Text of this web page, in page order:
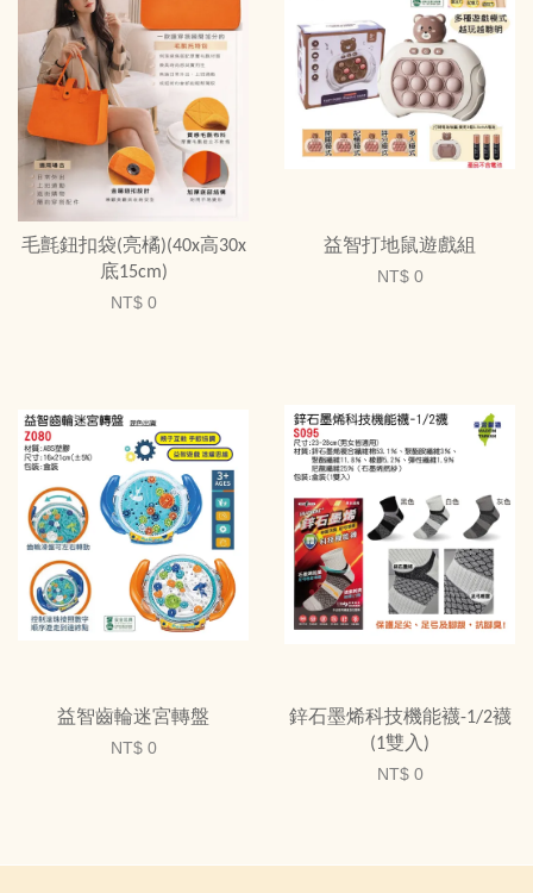
毛氈鈕扣袋(亮橘)(40x高30x
底15cm)
NT$ 0
益智打地鼠遊戲組
NT$ 0
益智齒輪迷宮轉盤
NT$ 0
鋅石墨烯科技機能襪-1/2襪
(1雙入)
NT$ 0